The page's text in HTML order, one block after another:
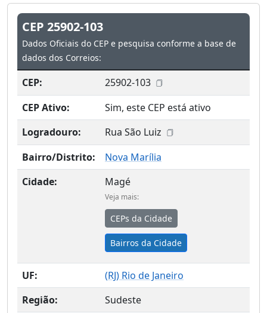
CEP 25902-103
Dados Oficiais do CEP e pesquisa conforme a base de
dados dos Correios:
CEP:
25902-103
CEP Ativo:
Sim, este CEP está ativo
Logradouro:
Rua São Luiz
Bairro/Distrito:
Nova Marília
Cidade:
Magé
Veja mais:
CEPs da Cidade
Bairros da Cidade
UF: (RJ) Rio de Janeiro
Região:
Sudeste